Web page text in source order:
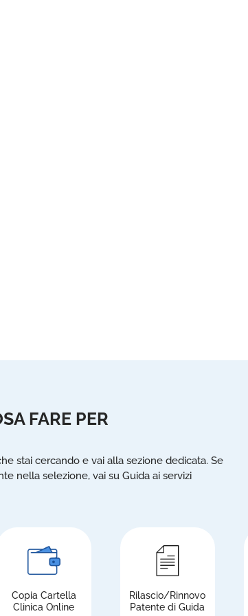
FARE PER
stai cercando e vai alla sezione dedicata. Se
nella selezione, vai su Guida ai servizi
Copia Cartella
Clinica Online
Rilascio/Rinnovo
Patente di Guida